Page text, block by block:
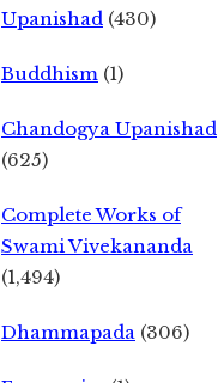
Upanishad (430)
Buddhism (1)
Chandogya Upanishad
(625)
Complete Works of
Swami Vivekananda
(1,494)
Dhammapada (306)